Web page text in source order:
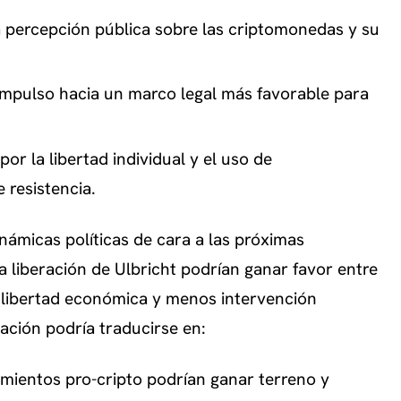
pública sobre las criptomonedas y su
hacia un marco legal más favorable para
la libertad individual y el uso de
resistencia.
políticas de cara a las próximas
liberación de Ulbricht podrían ganar favor entre
económica y menos intervención
podría traducirse en:
pro-cripto podrían ganar terreno y